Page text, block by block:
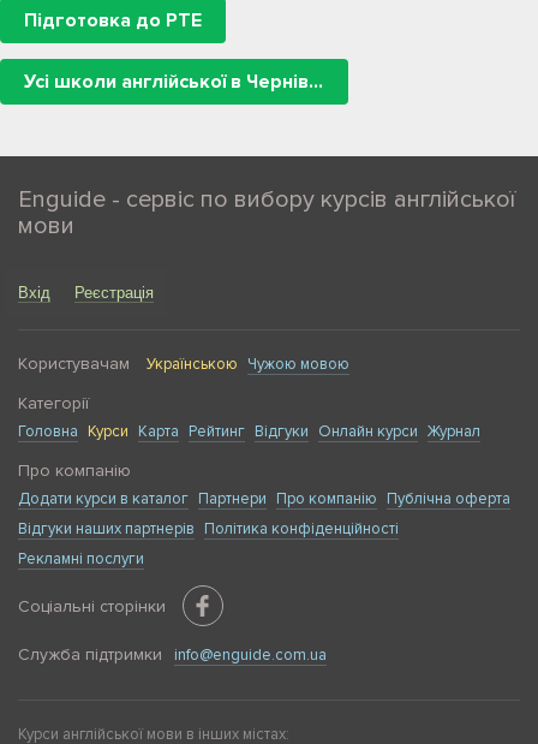
Підготовка до PTE
Усі школи англійської в Чернівцях
Enguide - сервіс по вибору курсів англійської
мови
Вхід Реєстрація
Користувачам Українською Чужою мовою
Категорії
Головна Курси Карта Рейтинг Відгуки Онлайн курси Журнал
Про компанію
Додати курси в каталог Партнери Про компанію
Публічна оферта
Відгуки наших партнерів
Політика конфіденційності
Рекламні послуги
Соціальні сторінки
Служба підтримки info@enguide.com.ua
Курси англійської мови в інших містах: